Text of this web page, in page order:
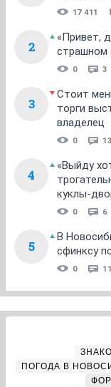
17 411
2
«Привет,
страшном
0 3
3
Стоит
торги
владелец
0 13
4
«Выйду
куклы-
0 6
5
В
сфинксу
0 11
ПОГОДА В